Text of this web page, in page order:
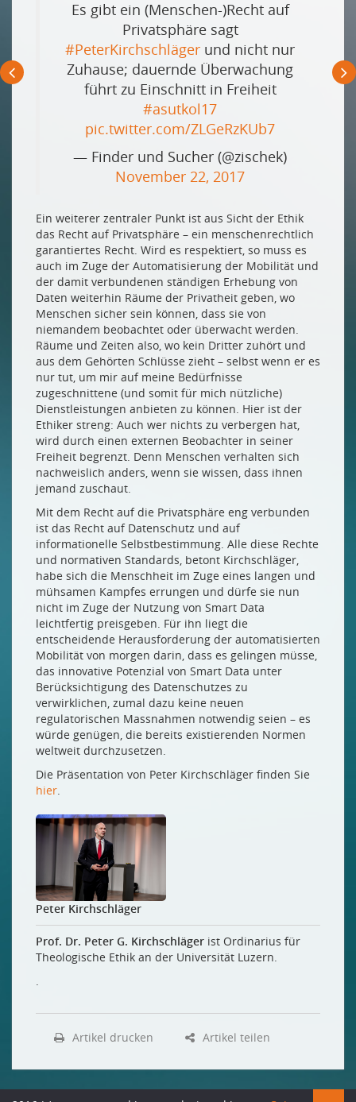
Es gibt ein (Menschen-)Recht auf
Privatsphäre sagt
#PeterKirchschläger und nicht nur
Zuhause; dauernde Überwachung
führt zu Einschnitt in Freiheit
#asutkol17
pic.twitter.com/ZLGeRzKUb7
— Finder und Sucher (@zischek)
November 22, 2017
Ein weiterer zentraler Punkt ist aus Sicht der Ethik
das Recht auf Privatsphäre – ein menschenrechtlich
garantiertes Recht. Wird es respektiert, so muss es
auch im Zuge der Automatisierung der Mobilität und
der damit verbundenen ständigen Erhebung von
Daten weiterhin Räume der Privatheit geben, wo
Menschen sicher sein können, dass sie von
niemandem beobachtet oder überwacht werden.
Räume und Zeiten also, wo kein Dritter zuhört und
aus dem Gehörten Schlüsse zieht – selbst wenn er es
nur tut, um mir auf meine Bedürfnisse
zugeschnittene (und somit für mich nützliche)
Dienstleistungen anbieten zu können. Hier ist der
Ethiker streng: Auch wer nichts zu verbergen hat,
wird durch einen externen Beobachter in seiner
Freiheit begrenzt. Denn Menschen verhalten sich
nachweislich anders, wenn sie wissen, dass ihnen
jemand zuschaut.
Mit dem Recht auf die Privatsphäre eng verbunden
ist das Recht auf Datenschutz und auf
informationelle Selbstbestimmung. Alle diese Rechte
und normativen Standards, betont Kirchschläger,
habe sich die Menschheit im Zuge eines langen und
mühsamen Kampfes errungen und dürfe sie nun
nicht im Zuge der Nutzung von Smart Data
leichtfertig preisgeben. Für ihn liegt die
entscheidende Herausforderung der automatisierten
Mobilität von morgen darin, dass es gelingen müsse,
das innovative Potenzial von Smart Data unter
Berücksichtigung des Datenschutzes zu
verwirklichen, zumal dazu keine neuen
regulatorischen Massnahmen notwendig seien ­– es
würde genügen, die bereits existierenden Normen
weltweit durchzusetzen.
Die Präsentation von Peter Kirchschläger finden Sie
hier.
Peter Kirchschläger
Prof. Dr. Peter G. Kirchschläger ist Ordinarius für
Theologische Ethik an der Universität Luzern.
.
Artikel drucken Artikel teilen